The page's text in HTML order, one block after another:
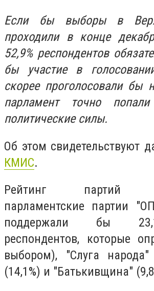
Если бы выборы в
проходили в конце
52,9% респондентов
бы участие в
скорее проголосовали бы
парламент точно
политические силы.
Об этом свидетельствуют
КМИС.
Рейтинг партий
парламентские партии
поддержали бы
респондентов, которые
выбором), "Слуга народа"
(14,1%) и "Батькивщина"